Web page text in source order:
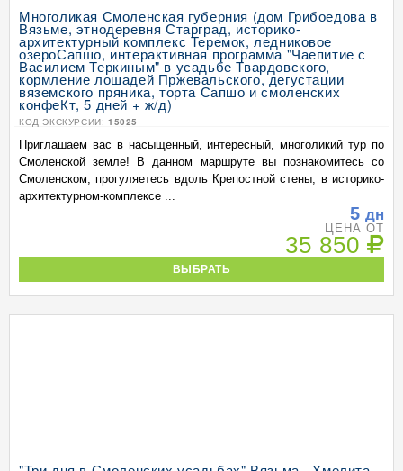
Многоликая Смоленская губерния (дом Грибоедова в
Вязьме, этнодеревня Старград, историко-
архитектурный комплекс Теремок, ледниковое
озероСапшо, интерактивная программа "Чаепитие с
Василием Теркиным" в усадьбе Твардовского,
кормление лошадей Пржевальского, дегустации
вяземского пряника, торта Сапшо и смоленских
конфеКт, 5 дней + ж/д)
КОД ЭКСКУРСИИ: 15025
Приглашаем вас в насыщенный, интересный, многоликий тур по
Смоленской земле! В данном маршруте вы познакомитесь со
Смоленском, прогуляетесь вдоль Крепостной стены, в историко-
архитектурном-комплексе ...
5 дн
ЦЕНА ОТ
35 850
ВЫБРАТЬ